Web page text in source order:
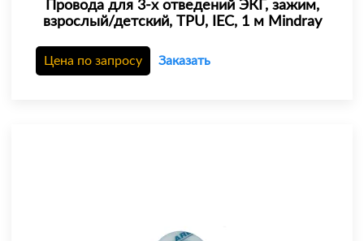
Провода для 3-х отведений ЭКГ, зажим,
взрослый/детский, TPU, IEC, 1 м Mindray
Цена по запросу Заказать